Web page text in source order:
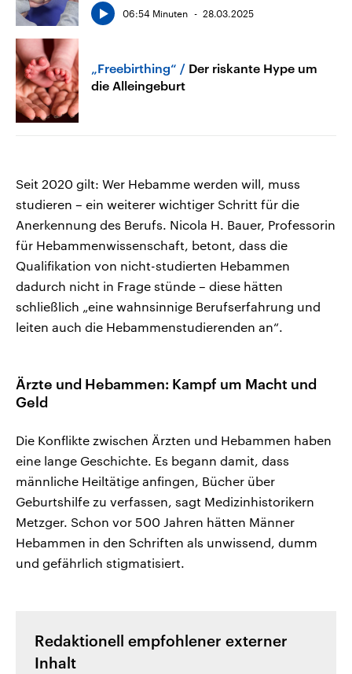
06:54 Minuten 28.03.2025
„Freebirthing“
Der riskante Hype um
die Alleingeburt
Seit 2020 gilt: Wer Hebamme werden will, muss
studieren – ein weiterer wichtiger Schritt für die
Anerkennung des Berufs. Nicola H. Bauer, Professorin
für Hebammenwissenschaft, betont, dass die
Qualifikation von nicht-studierten Hebammen
dadurch nicht in Frage stünde – diese hätten
schließlich „eine wahnsinnige Berufserfahrung und
leiten auch die Hebammenstudierenden an“.
Ärzte und Hebammen: Kampf um Macht und
Geld
Die Konflikte zwischen Ärzten und Hebammen haben
eine lange Geschichte. Es begann damit, dass
männliche Heiltätige anfingen, Bücher über
Geburtshilfe zu verfassen, sagt Medizinhistorikern
Metzger. Schon vor 500 Jahren hätten Männer
Hebammen in den Schriften als unwissend, dumm
und gefährlich stigmatisiert.
Redaktionell empfohlener externer
Inhalt